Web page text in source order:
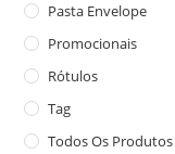
Pasta Envelope
Promocionais
Rótulos
Tag
Todos Os Produtos